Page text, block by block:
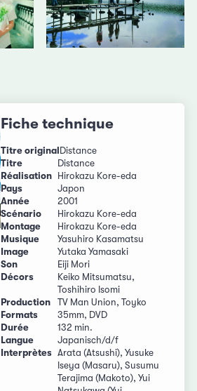
Fiche technique
Titre original Distance
Titre
Distance
Réalisation
Hirokazu Kore-eda
Pays
Japon
Année
2001
Scénario
Hirokazu Kore-eda
Montage
Hirokazu Kore-eda
Musique
Yasuhiro Kasamatsu
Image
Yutaka Yamasaki
Son
Eiji Mori
Décors
Keiko Mitsumatsu,
Toshihiro Isomi
Production
TV Man Union, Toyko
Formats
35mm, DVD
Durée
132 min.
Langue
Japanisch/d/f
Interprètes Arata (Atsushi), Yusuke
Iseya (Masaru), Susumu
Terajima (Makoto), Yui